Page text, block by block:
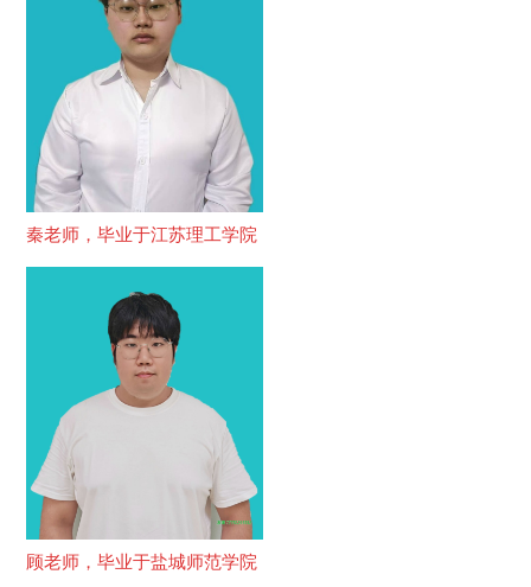
秦老师，毕业于江苏理工学院
顾老师，毕业于盐城师范学院